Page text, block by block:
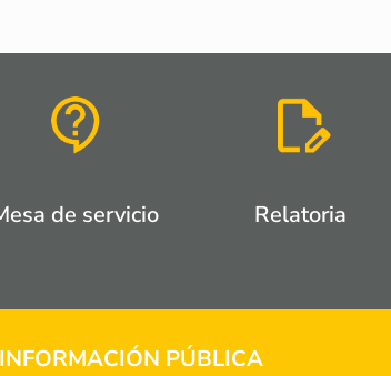
de servicio Relatoria
PÚBLICA